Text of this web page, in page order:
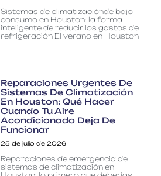
Sistemas de climatizaciónde bajo
consumo en Houston: la forma
inteligente de reducir los gastos de
refrigeración El verano en Houston
Reparaciones Urgentes De
Sistemas De Climatización
En Houston: Qué Hacer
Cuando Tu Aire
Acondicionado Deja De
Funcionar
25 de julio de 2026
Reparaciones de emergencia de
sistemas de climatización en